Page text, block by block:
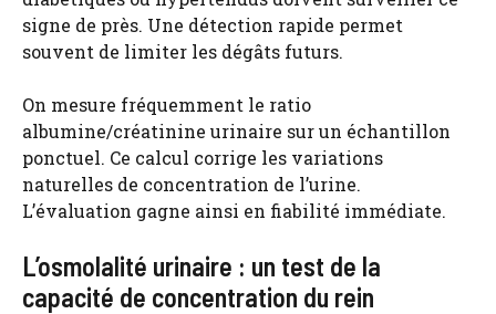
signe de près. Une détection rapide permet
souvent de limiter les dégâts futurs.
On mesure fréquemment le ratio
albumine/créatinine urinaire sur un échantillon
ponctuel. Ce calcul corrige les variations
naturelles de concentration de l’urine.
L’évaluation gagne ainsi en fiabilité immédiate.
L’osmolalité urinaire : un test de la
capacité de concentration du rein